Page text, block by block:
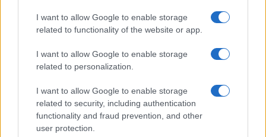
I want to allow Google to enable storage
related to functionality of the website or app.
I want to allow Google to enable storage
related to personalization.
I want to allow Google to enable storage
related to security, including authentication
functionality and fraud prevention, and other
user protection.
parlano più delle foto. Premiarsi con un capo
tecnico ben rifinito quando si raggiunge un
traguardo mantiene viva laconsistenza
senza
legarla al numero sulla bilancia.
La chiave che resta è la somma di tre pilastri:
tecnicache protegge, recuperoche costruisce,
progressioneche guida. Con pesi scelti con cura,